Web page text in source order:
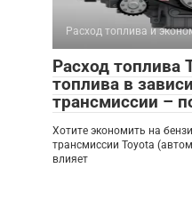
Расход топлива и
Расход топлива
топлива в
трансмиссии –
Хотите экономить на
трансмиссии Toyota
влияет